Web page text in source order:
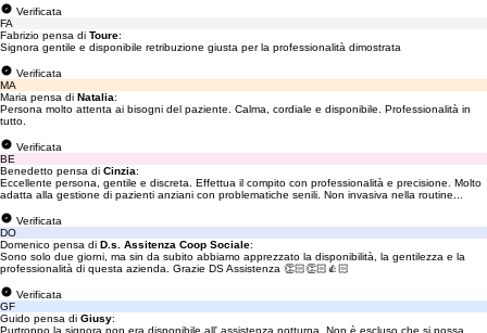
Verificata
FA
Fabrizio pensa di Toure:
Signora gentile e disponibile retribuzione giusta per la professionalità dimostrata
Verificata
MA
Maria pensa di Natalia:
Persona molto attenta ai bisogni del paziente. Calma, cordiale e disponibile. Professionalità in
tutto.
Verificata
BE
Benedetto pensa di Cinzia:
Eccellente persona, gentile e discreta. Effettua il compito con professionalità e precisione. Molto
adatta alla gestione di pazienti anziani con problematiche senili. Non invasiva nella routine...
Verificata
DO
Domenico pensa di D.s. Assitenza Coop Sociale:
Sono solo due giorni, ma sin da subito abbiamo apprezzato la disponibilità, la gentilezza e la
professionalità di questa azienda. Grazie DS Assistenza 👏🏻👏🏻👍🏻
Verificata
GF
Guido pensa di Giusy:
Purtroppo la signora non era disponibile all' assistenza notturna. Non è escluso che si possa